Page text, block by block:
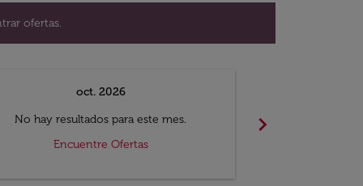
ofertas.
oct. 2026
No hay resultados para este mes.
Encuentre Ofertas
chevron_right